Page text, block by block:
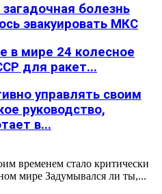
болезнь
эвакуировать МКС
в мире 24 колесное
для ракет...
управлять своим
руководство,
в...
временем стало критически
мире Задумывался ли ты,...